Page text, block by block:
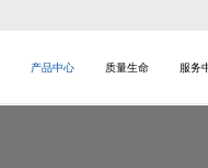
产品中心 质量生命 服务